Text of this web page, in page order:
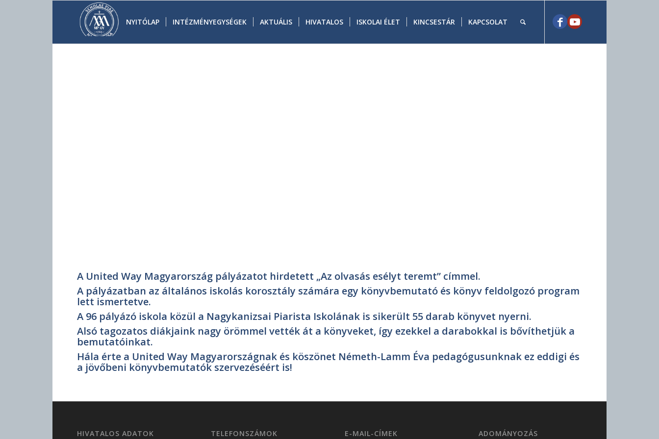
NYITÓLAP INTÉZMÉNYEGYSÉGEK AKTUÁLIS HIVATALOS ISKOLAI ÉLET KINCSESTÁR KAPCSOLAT
A United Way Magyarország pályázatot hirdetett „Az olvasás esélyt teremt” címmel.
A pályázatban az általános iskolás korosztály számára egy könyvbemutató és könyv feldolgozó program
lett ismertetve.
A 96 pályázó iskola közül a Nagykanizsai Piarista Iskolának is sikerült 55 darab könyvet nyerni.
Alsó tagozatos diákjaink nagy örömmel vették át a könyveket, így ezekkel a darabokkal is bővíthetjük a
bemutatóinkat.
Hála érte a United Way Magyarországnak és köszönet Németh-Lamm Éva pedagógusunknak ez eddigi és
a jövőbeni könyvbemutatók szervezéséért is!
HIVATALOS ADATOK TELEFONSZÁMOK E-MAIL-CÍMEK ADOMÁNYOZÁS